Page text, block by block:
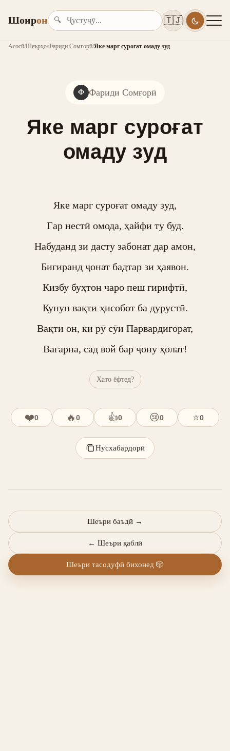
Шоирон 🔍 🇹🇯
Асосӣ/Шеърҳо/Фариди Сомғорӣ/Яке марг суроғат омаду зуд
Ф Фариди Сомғорӣ
Яке марг суроғат
омаду зуд
Яке марг суроғат омаду зуд,
Гар нестӣ омода, ҳайфи ту буд.
Набуданд зи дасту забонат дар амон,
Бигиранд ҷонат бадтар зи ҳаявон.
Кизбу буҳтон чаро пеш гирифтӣ,
Кунун вақти ҳисобот ба дурустӣ.
Вақти он, ки рӯ сӯи Парвардигорат,
Вагарна, сад вой бар ҷону ҳолат!
Хато ёфтед?
❤️0 🔥0 👍0 😢0 ⭐0
Нусхабардорӣ
← Шеъри қаблӣ
Шеъри баъдӣ →
Шеъри тасодуфӣ бихонед 🎲